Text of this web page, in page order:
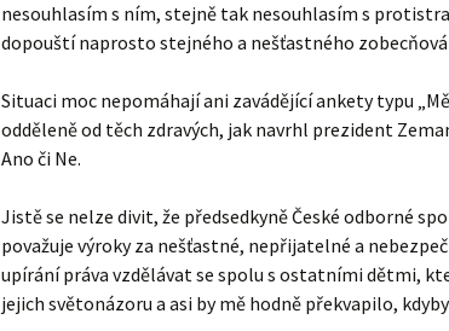
nesouhlasím s ním, stejně tak nesouhlasím s
dopouští naprosto stejného a nešťastného
Situaci moc nepomáhají ani zavádějící ankety typu
odděleně od těch zdravých, jak navrhl prezident
Ano či Ne.
Jistě se nelze divit, že předsedkyně České odborné
považuje výroky za nešťastné, nepřijatelné a
upírání práva vzdělávat se spolu s ostatními dětmi,
jejich světonázoru a asi by mě hodně překvapilo,